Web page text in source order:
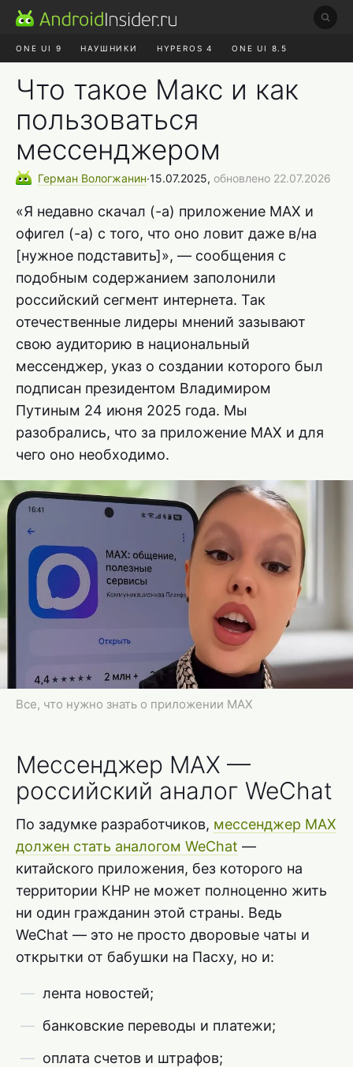
ONE UI 9 НАУШНИКИ HYPEROS 4 ONE UI 8.5
Что такое Макс и как
пользоваться
мессенджером
Герман Вологжанин∙15.07.2025, обновлено 22.07.2026
«Я недавно скачал (-а) приложение MAX и
офигел (-а) с того, что оно ловит даже в/на
[нужное подставить]», — сообщения с
подобным содержанием заполонили
российский сегмент интернета. Так
отечественные лидеры мнений зазывают
свою аудиторию в национальный
мессенджер, указ о создании которого был
подписан президентом Владимиром
Путиным 24 июня 2025 года. Мы
разобрались, что за приложение MAX и для
чего оно необходимо.
Все, что нужно знать о приложении MAX
Мессенджер MAX —
российский аналог WeChat
По задумке разработчиков, мессенджер MAX
должен стать аналогом WeChat —
китайского приложения, без которого на
территории КНР не может полноценно жить
ни один гражданин этой страны. Ведь
WeChat — это не просто дворовые чаты и
открытки от бабушки на Пасху, но и:
лента новостей;
банковские переводы и платежи;
оплата счетов и штрафов;